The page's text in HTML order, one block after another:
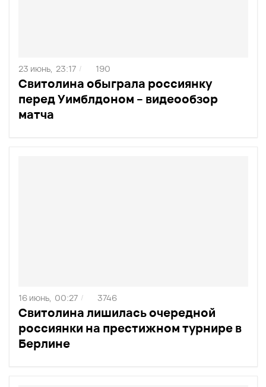
Свитолина обыграла россиянку
перед Уимблдоном – видеообзор
матча
23 июнь, 23:17 / 190
Свитолина лишилась очередной
россиянки на престижном турнире в
Берлине
16 июнь, 00:27 / 3746